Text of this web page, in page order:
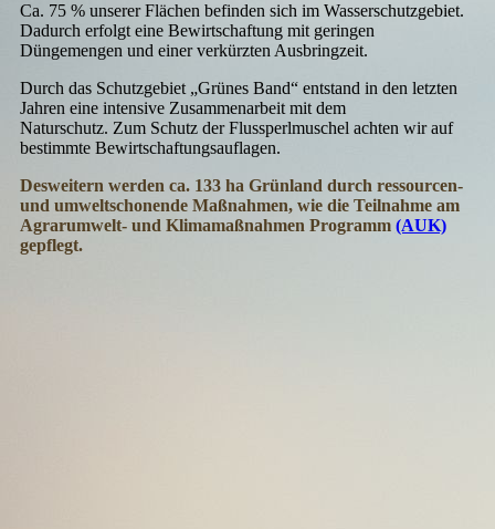
Ca. 75 % unserer Flächen befinden sich im Wasserschutzgebiet.
Dadurch erfolgt eine Bewirtschaftung mit geringen
Düngemengen und einer verkürzten Ausbringzeit.
Durch das Schutzgebiet „Grünes Band“ entstand in den letzten
Jahren eine intensive Zusammenarbeit mit dem
Naturschutz. Zum Schutz der Flussperlmuschel achten wir auf
bestimmte Bewirtschaftungsauflagen.
Desweitern werden ca. 133 ha Grünland durch ressourcen-
und umweltschonende Maßnahmen, wie die Teilnahme am
Agrarumwelt- und Klimamaßnahmen Programm (AUK)
gepflegt.